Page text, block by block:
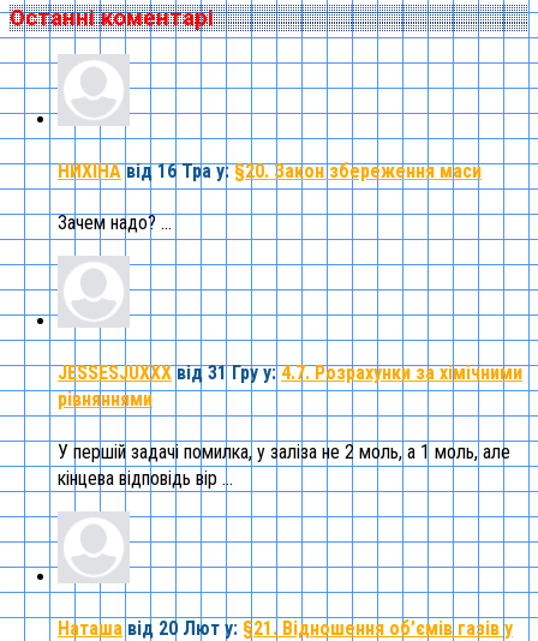
Останні коментарі
НИХІНА від 16 Трау:§20. Закон збереження маси
Зачем надо? ...
JESSESJUXXX від 31 Груу:4.7. Розрахунки за хімічними
рівняннями
У першій задачі помилка, у заліза не 2 моль, а 1 моль, але
кінцева відповідь вір ...
Наташа від 20 Лют у: §21. Відношення об’ємів газів у